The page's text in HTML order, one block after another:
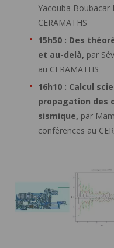
Yacouba Boubacar
CERAMATHS
15h50 : Des
et au-delà, par
au CERAMATHS
16h10 : Calcul
propagation des
sismique, par
conférences au